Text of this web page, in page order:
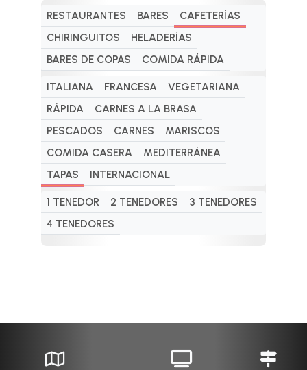
RESTAURANTES BARES
CAFETERÍAS
CHIRINGUITOS
HELADERÍAS
BARES DE COPAS
COMIDA RÁPIDA
ITALIANA FRANCESA
VEGETARIANA
RÁPIDA
CARNES A LA BRASA
PESCADOS
CARNES
MARISCOS
COMIDA CASERA
MEDITERRÁNEA
TAPAS
INTERNACIONAL
1 TENEDOR 2 TENEDORES
3 TENEDORES
4 TENEDORES